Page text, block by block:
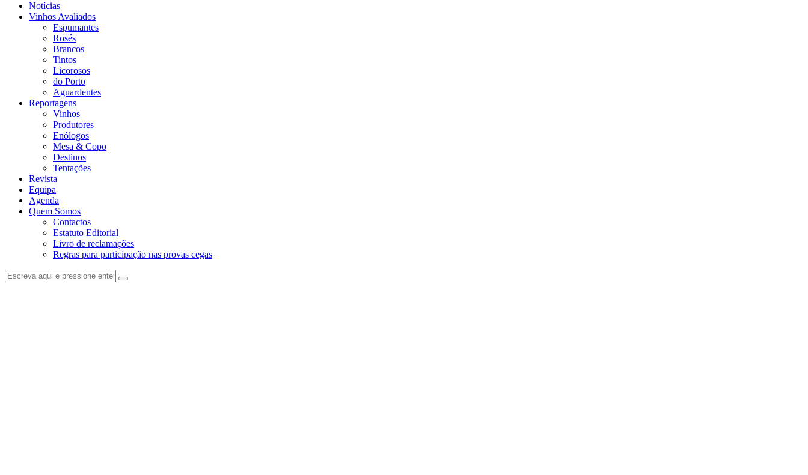
Notícias
Vinhos Avaliados
Espumantes
Rosés
Brancos
Tintos
Licorosos
do Porto
Aguardentes
Reportagens
Vinhos
Produtores
Enólogos
Mesa & Copo
Destinos
Tentações
Revista
Equipa
Agenda
Quem Somos
Contactos
Estatuto Editorial
Livro de reclamações
Regras para participação nas provas cegas